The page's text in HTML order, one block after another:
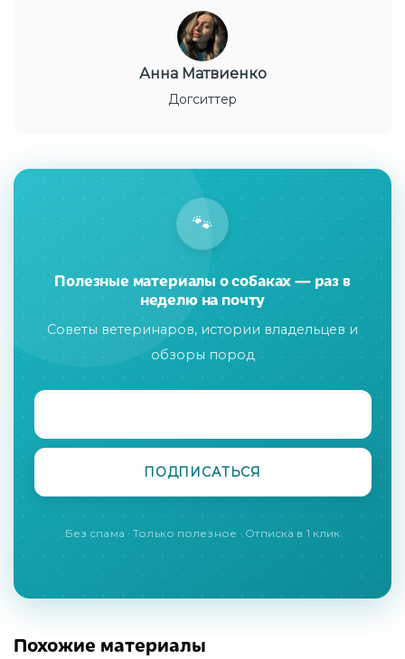
Анна Матвиенко
Догситтер
🐾
Полезные материалы о собаках — раз в
неделю на почту
Советы ветеринаров, истории владельцев и
обзоры пород
Без спама · Только полезное · Отписка в 1 клик
Похожие материалы